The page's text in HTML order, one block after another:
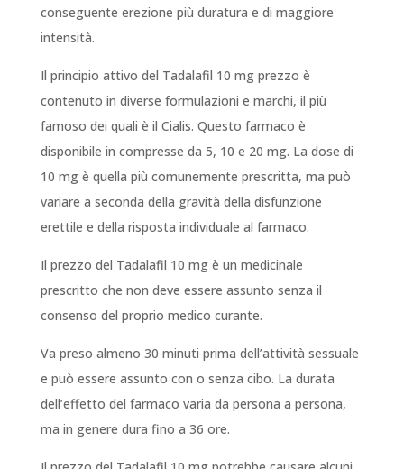
conseguente erezione più duratura e di maggiore
intensità.
Il principio attivo del Tadalafil 10 mg prezzo è
contenuto in diverse formulazioni e marchi, il più
famoso dei quali è il Cialis. Questo farmaco è
disponibile in compresse da 5, 10 e 20 mg. La dose di
10 mg è quella più comunemente prescritta, ma può
variare a seconda della gravità della disfunzione
erettile e della risposta individuale al farmaco.
Il prezzo del Tadalafil 10 mg è un medicinale
prescritto che non deve essere assunto senza il
consenso del proprio medico curante.
Va preso almeno 30 minuti prima dell’attività sessuale
e può essere assunto con o senza cibo. La durata
dell’effetto del farmaco varia da persona a persona,
ma in genere dura fino a 36 ore.